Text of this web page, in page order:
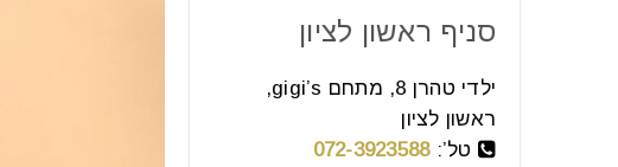
סניף ראשון לציון
ילדי טהרן 8, מתחם gigi’s,
ראשון לציון
טל’:072-3923588